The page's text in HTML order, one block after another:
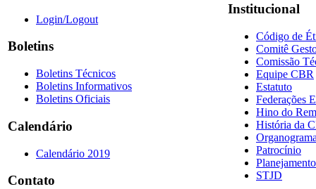
Login/Logout
Boletins
Boletins Técnicos
Boletins Informativos
Boletins Oficiais
Calendário
Calendário 2019
Contato
Institucional
Código de
Comitê
Comissão
Equipe CBR
Estatuto
Federações
Hino do
História da
Patrocínio
STJD